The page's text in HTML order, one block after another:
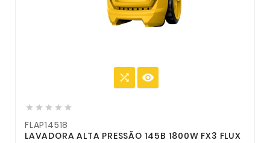
 
    
FLAP14518
LAVADORA ALTA PRESSÃO 145B 1800W FX3 FLUX